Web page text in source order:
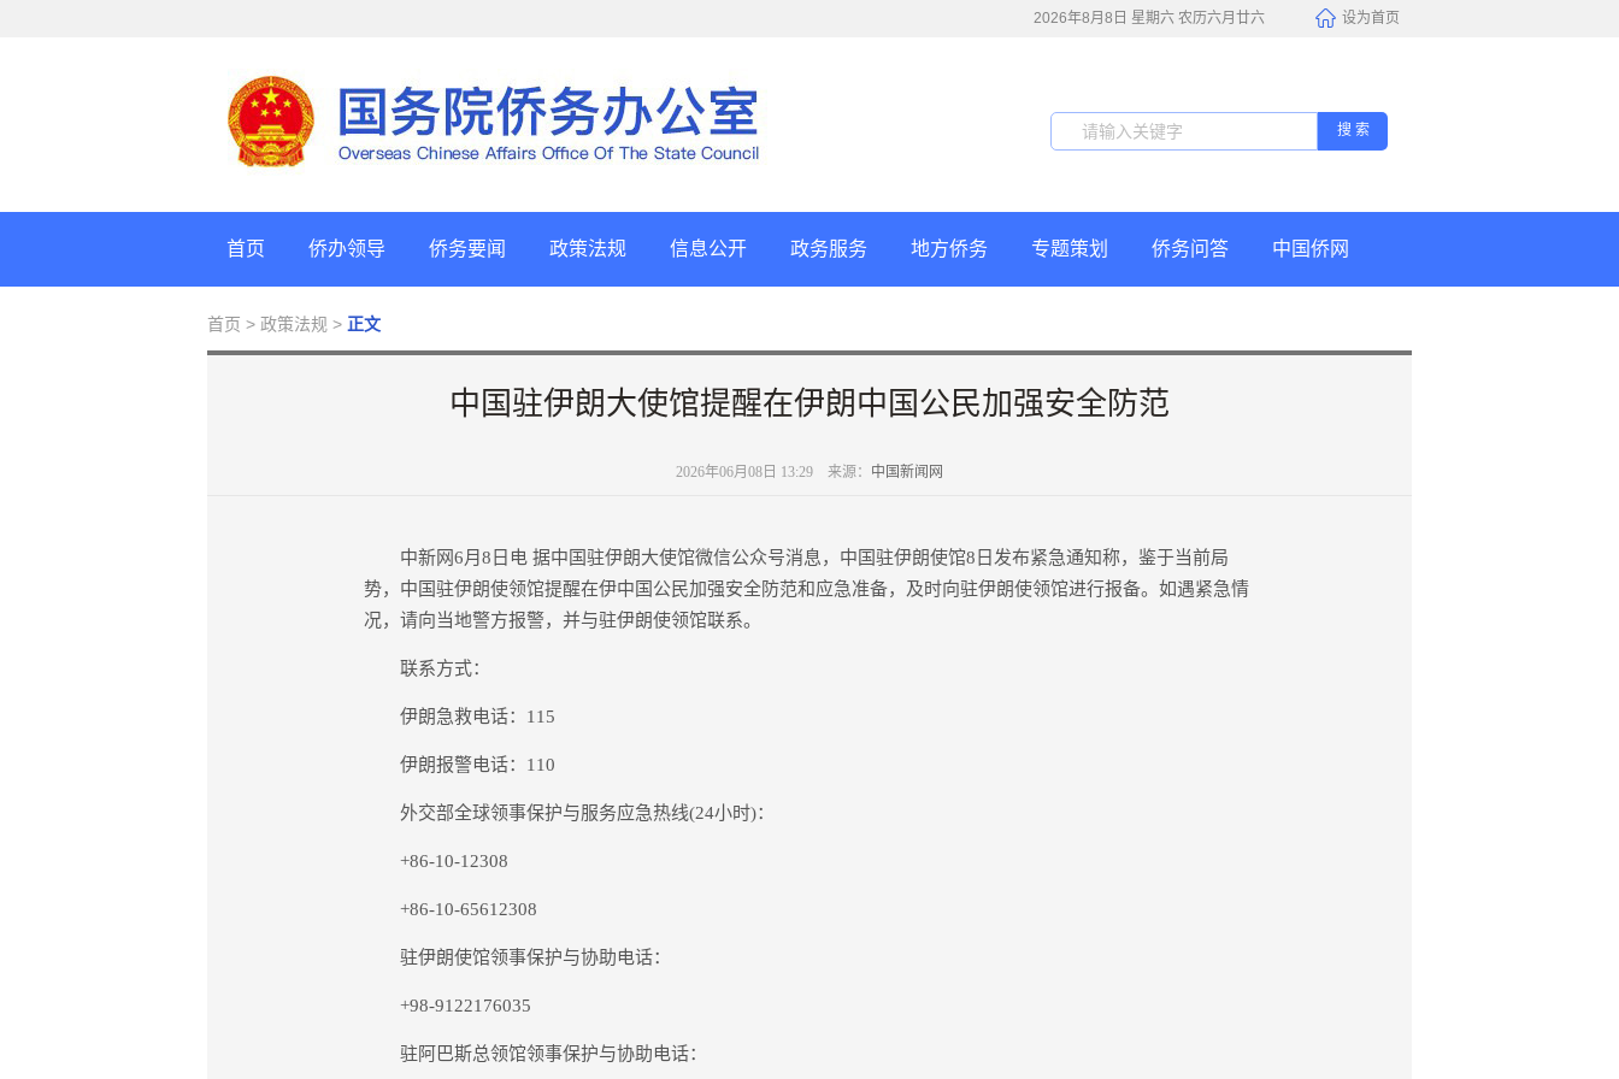
设为首页
2026年8月8日 星期六 农历六月廿六
搜 索
首页 侨办领导 侨务要闻 政策法规 信息公开 政务服务 地方侨务 专题策划 侨务问答 中国侨网
首页 > 政策法规 > 正文
中国驻伊朗大使馆提醒在伊朗中国公民加强安全防范
2026年06月08日 13:29 来源： 中国新闻网
中新网6月8日电 据中国驻伊朗大使馆微信公众号消息，中国驻伊朗使馆8日发布紧急通知称，鉴于当前局
势，中国驻伊朗使领馆提醒在伊中国公民加强安全防范和应急准备，及时向驻伊朗使领馆进行报备。如遇紧急情
况，请向当地警方报警，并与驻伊朗使领馆联系。
联系方式：
伊朗急救电话：115
伊朗报警电话：110
外交部全球领事保护与服务应急热线(24小时)：
+86-10-12308
+86-10-65612308
驻伊朗使馆领事保护与协助电话：
+98-9122176035
驻阿巴斯总领馆领事保护与协助电话：